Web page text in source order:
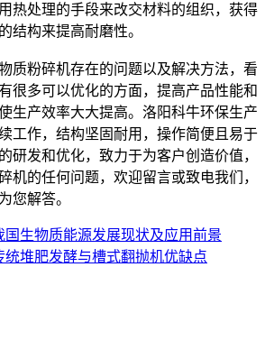
热处理的手段来改交材料的组织，获得
结构来提高耐磨性。
粉碎机存在的问题以及解决方法，看
很多可以优化的方面，提高产品性能和
生产效率大大提高。洛阳科牛环保生产
工作，结构坚固耐用，操作简便且易于
研发和优化，致力于为客户创造价值，
机的任何问题，欢迎留言或致电我们，
您解答。
国生物质能源发展现状及应用前景
统堆肥发酵与槽式翻抛机优缺点